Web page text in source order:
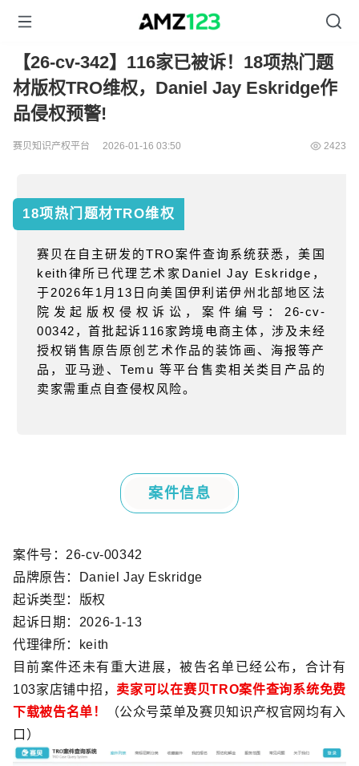
【26-cv-342】116家已被诉！18项热门题
材版权TRO维权，Daniel Jay Eskridge作
品侵权预警!
赛贝知识产权平台 2026-01-16 03:50 2423
18项热门题材TRO维权
赛贝在自主研发的TRO案件查询系统获悉，美国
keith律所已代理艺术家 Daniel Jay Eskridge ，
于2026年1 月 13 日向美国伊利诺伊州北部地区法
院发起版权侵权诉讼，案件编号： 26-cv-
00342 ，首批起诉116家跨境电商主体，涉及未经
授权销售原告原创艺术作品的装饰画、海报等产
品，亚马逊、Temu 等平台售卖相关类目产品的
卖家需重点自查侵权风险。
案件信息
案件号： 26-cv-00342
品牌原告：
Daniel Jay Eskridge
起诉类型：版权
起诉日期： 2026-1-13
代理律所：
keith
目前案件还未有重大进展，被告名单已经公布，合计有
103家店铺中招， 卖家可以在赛贝TRO案件查询系统免费
下载被告名单！
（公众号菜单及赛贝知识产权官网均有入
口）